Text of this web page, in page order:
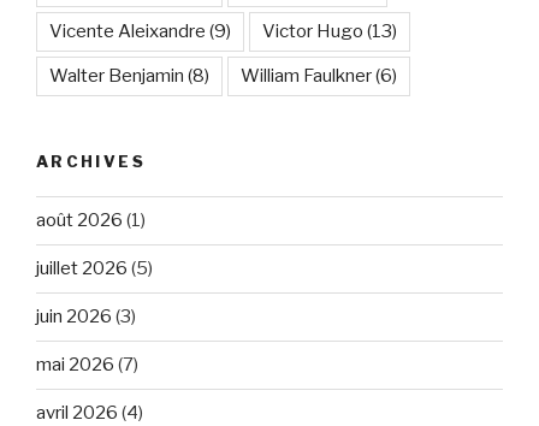
Vicente Aleixandre (9) Victor Hugo (13)
Walter Benjamin (8) William Faulkner(6)
ARCHIVES
août 2026 (1)
juillet 2026 (5)
juin 2026 (3)
mai 2026 (7)
avril 2026 (4)